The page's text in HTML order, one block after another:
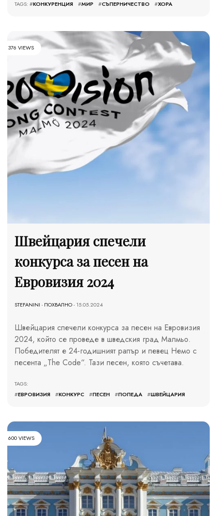
TAGS: #КОНКУРЕНЦИЯ #МИР #СЪПЕРНИЧЕСТВО #ХОРА
376 VIEWS
Швейцария спечели
конкурса за песен на
Евровизия 2024
STEFANINI -ПОХВАЛНО- 15.05.2024
Швейцария спечели конкурса за песен на Евровизия
2024, който се проведе в шведския град Малмьо.
Победителят е 24-годишният рапър и певец Немо с
песента „The Code“. Тази песен, която съчетава.
TAGS:
#ЕВРОВИЗИЯ #КОНКУРС #ПЕСЕН #ПОПЕДА #ШВЕЙЦАРИЯ
600 VIEWS